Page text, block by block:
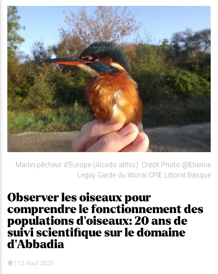
Martin-pêcheur d'Europe (Alcedo atthis). Crédit Photo @Etienne
Legay Garde du littoral CPIE Littoral Basque
Observer les oiseaux pour
comprendre le fonctionnement des
populations d'oiseaux: 20 ans de
suivi scientifique sur le domaine
d'Abbadia
| 12 Aout 2025